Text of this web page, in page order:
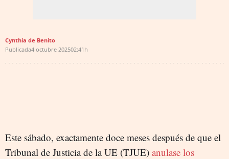
Cynthia de Benito
Publicada4 octubre 202502:41h
Este sábado, exactamente doce meses después de que el
Tribunal de Justicia de la UE (TJUE) anulase los